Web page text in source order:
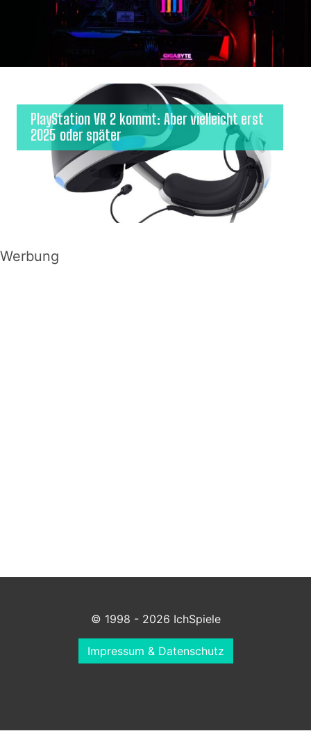
PlayStation VR 2 kommt: Aber vielleicht erst
2025 oder später
Werbung
© 1998 - 2026 IchSpiele
Impressum & Datenschutz